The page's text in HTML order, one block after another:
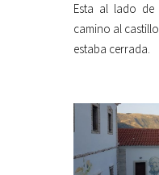
Esta al lado
camino al
estaba cerrada.